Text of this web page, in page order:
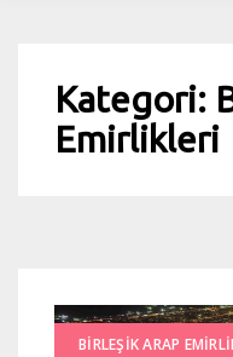
Kategori:
Emirlikleri
BIRLEŞIK ARAP